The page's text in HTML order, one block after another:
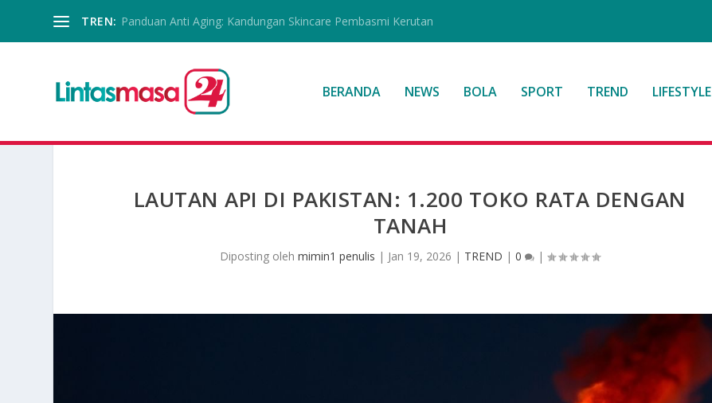
TREN: Panduan Anti Aging: Kandungan Skincare Pembasmi Kerutan
BERANDA NEWS BOLA SPORT TREND LIFESTYLE
LAUTAN API DI PAKISTAN: 1.200 TOKO RATA DENGAN
TANAH
Diposting olehmimin1 penulis | Jan 19, 2026 | TREND |0 |